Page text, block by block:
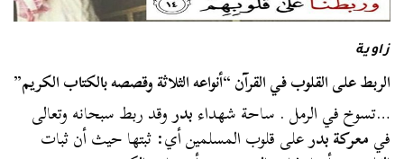
زاوية
الربط على القلوب في القرآن “أنواعه الثلاثة وقصصه بالكتاب الكريم”
…تسوخ في الرمل . ساحة شهداءبدروقد ربط سبحانه وتعالى
فيمعركة بدرعلى قلوب المسلمين أي: ثبتها حيث أن ثبات